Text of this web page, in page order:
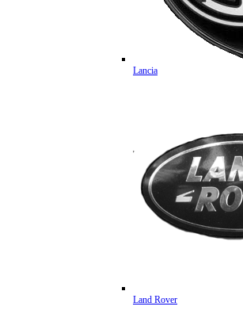
Lancia
Land Rover